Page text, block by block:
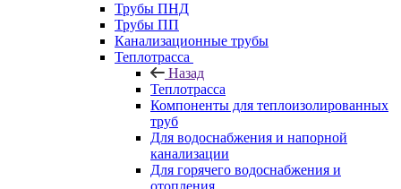
Трубы ПНД
Трубы ПП
Канализационные трубы
Теплотрасса
Назад
Теплотрасса
Компоненты для теплоизолированных
труб
Для водоснабжения и напорной
канализации
Для горячего водоснабжения и
отопления